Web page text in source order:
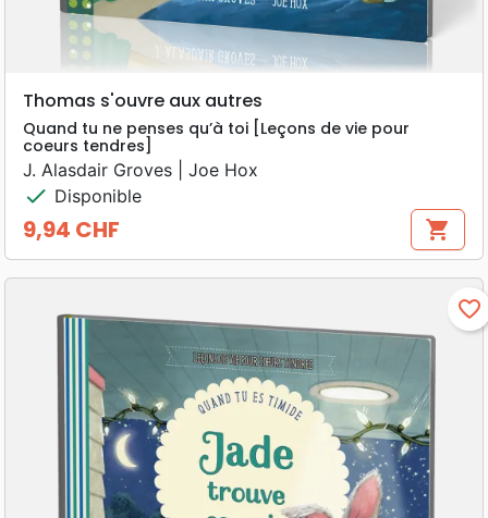
Thomas s'ouvre aux autres
Quand tu ne penses qu’à toi [Leçons de vie pour
coeurs tendres]
J. Alasdair Groves | Joe Hox
check Disponible
Prix
9,94 CHF shopping_cart
favorite_border